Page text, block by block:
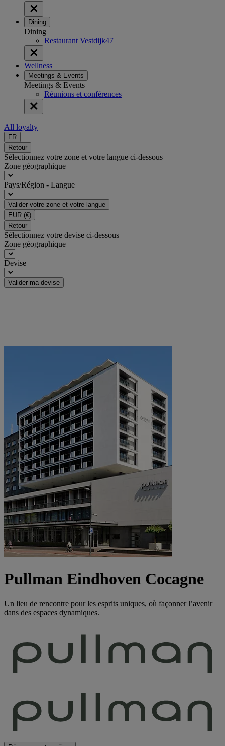
Dining
Dining
Restaurant Vestdijk47
Wellness
Meetings & Events
Meetings & Events
Réunions et conférences
All loyalty
FR
Retour
Sélectionnez votre zone et votre langue ci-dessous
Zone géographique
Pays/Région - Langue
Valider votre zone et votre langue
EUR (€)
Retour
Sélectionnez votre devise ci-dessous
Zone géographique
Devise
Valider ma devise
Pullman Eindhoven Cocagne
Un lieu de rencontre pour les esprits uniques, où façonner l’avenir
dans des espaces dynamiques.